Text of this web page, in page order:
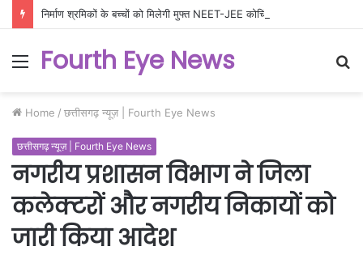
Menu
Fourth Eye News
Home / छत्तीसगढ़ न्यूज़ | Fourth Eye News
छत्तीसगढ़ न्यूज़ | Fourth Eye News
नगरीय प्रशासन विभाग ने जिला
कलेक्टरों और नगरीय निकायों को
जारी किया आदेश